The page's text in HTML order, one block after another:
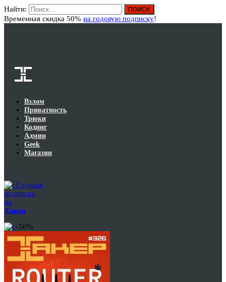
Найти:
Временная скидка 50% на годовую подписку!
Взлом
Приватность
Трюки
Кодинг
Админ
Geek
Магазин
Годовая
подписка
на
Хакер
-50%